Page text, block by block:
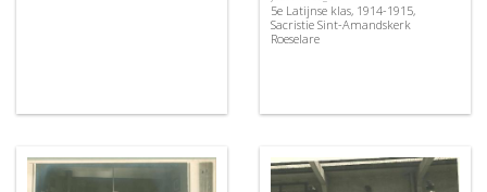
5e Latijnse klas, 1914-1915,
Sacristie Sint-Amandskerk
Roeselare